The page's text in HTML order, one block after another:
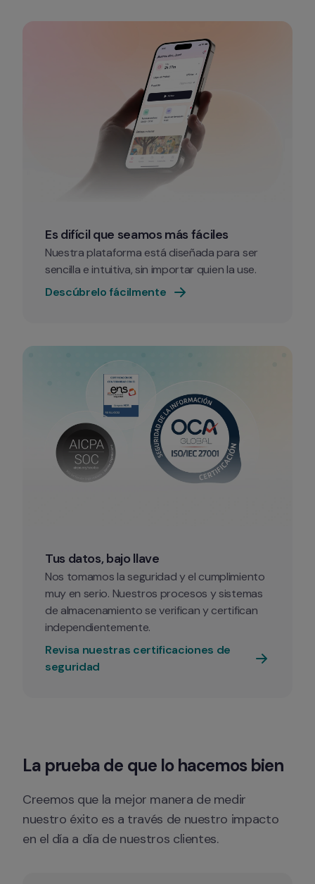
Es difícil que seamos más fáciles
Nuestra plataforma está diseñada para ser
sencilla e intuitiva, sin importar quien la use.
Descúbrelo fácilmente
Tus datos, bajo llave
Nos tomamos la seguridad y el cumplimiento
muy en serio. Nuestros procesos y sistemas
de almacenamiento se verifican y certifican
independientemente.
Revisa nuestras certificaciones de
seguridad
La prueba de que lo hacemos bien
Creemos que la mejor manera de medir
nuestro éxito es a través de nuestro impacto
en el día a día de nuestros clientes.